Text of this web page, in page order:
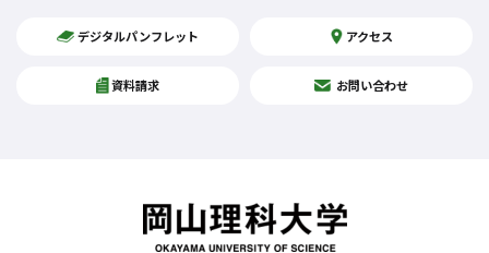
デジタルパンフレット アクセス
資料請求 お問い合わせ